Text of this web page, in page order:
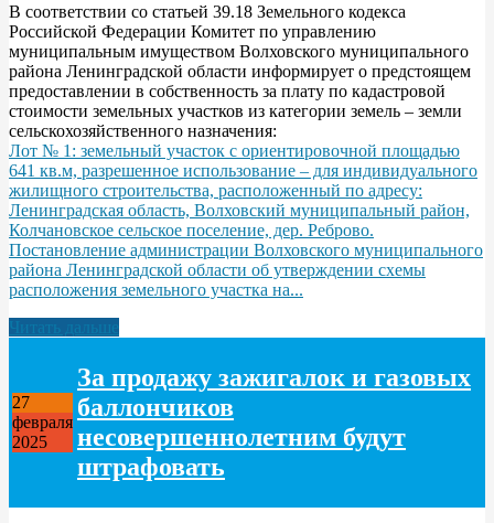
В соответствии со статьей 39.18 Земельного кодекса
Российской Федерации Комитет по управлению
муниципальным имуществом Волховского муниципального
района Ленинградской области информирует о предстоящем
предоставлении в собственность за плату по кадастровой
стоимости земельных участков из категории земель – земли
сельскохозяйственного назначения:
Лот № 1: земельный участок с ориентировочной площадью
641 кв.м, разрешенное использование – для индивидуального
жилищного строительства, расположенный по адресу:
Ленинградская область, Волховский муниципальный район,
Колчановское сельское поселение, дер. Реброво.
Постановление администрации Волховского муниципального
района Ленинградской области об утверждении схемы
расположения земельного участка на...
Читать дальше
27
февраля
2025
За продажу зажигалок и газовых
баллончиков
несовершеннолетним будут
штрафовать